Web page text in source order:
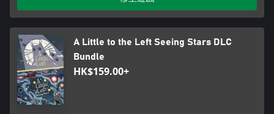
A Little to the Left Seeing Stars DLC
Bundle
HK$159.00+